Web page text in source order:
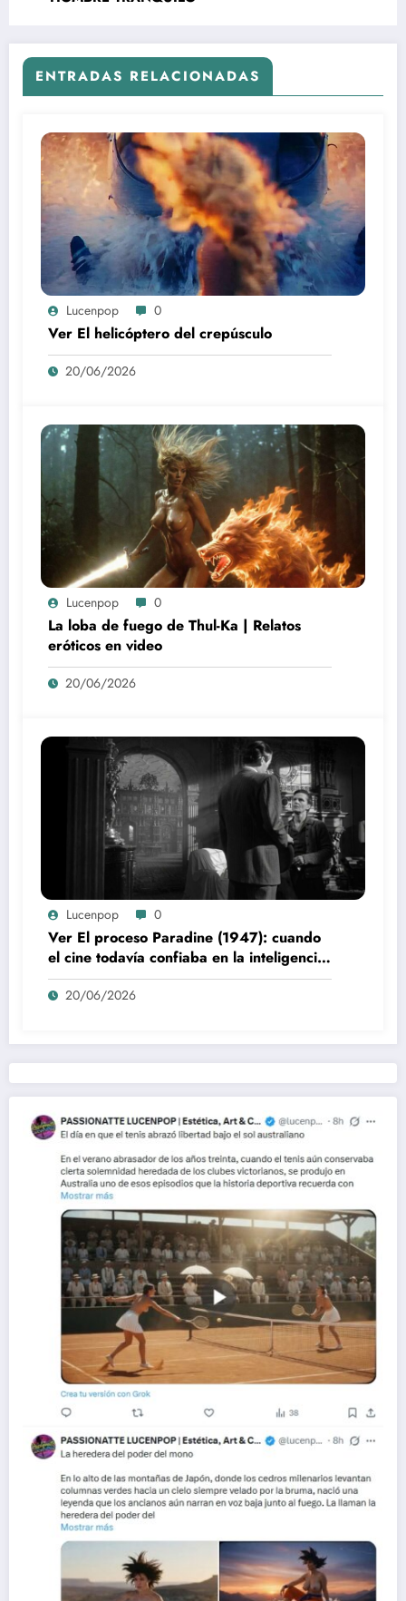
ENTRADAS RELACIONADAS
Lucenpop 0
Ver El helicóptero del crepúsculo
20/06/2026
Lucenpop 0
La loba de fuego de Thul-Ka | Relatos
eróticos en video
20/06/2026
Lucenpop 0
Ver El proceso Paradine (1947): cuando
el cine todavía confiaba en la inteligencia
del espectador
20/06/2026